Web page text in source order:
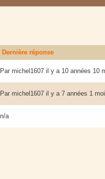
Dernière réponse
Par michel1607 il y a 10 années 10
Par michel1607 il y a 7 années 1
n/a